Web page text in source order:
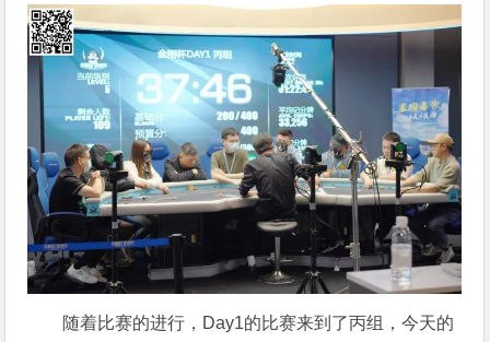
随着比赛的进行，Day1的比赛来到了丙组，今天的